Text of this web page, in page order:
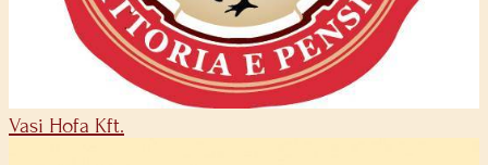
Vasi Hofa Kft.